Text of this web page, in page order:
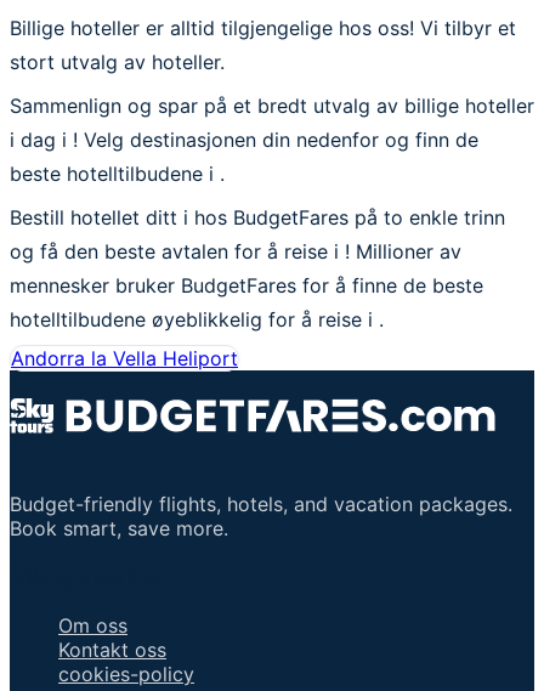
Billige hoteller er alltid tilgjengelige hos oss! Vi tilbyr et
stort utvalg av hoteller.
Sammenlign og spar på et bredt utvalg av billige hoteller
i dag i ! Velg destinasjonen din nedenfor og finn de
beste hotelltilbudene i .
Bestill hotellet ditt i hos BudgetFares på to enkle trinn
og få den beste avtalen for å reise i ! Millioner av
mennesker bruker BudgetFares for å finne de beste
hotelltilbudene øyeblikkelig for å reise i .
Andorra la Vella Heliport
Budget-friendly flights, hotels, and vacation packages.
Book smart, save more.
Om oss
Kontakt oss
cookies-policy